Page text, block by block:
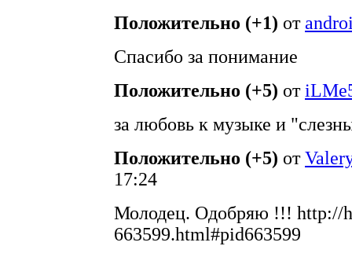
Положительно (+1) от
Спасибо за понимание
Положительно (+5) от
за любовь к музыке и
Положительно (+5) от
17:24
Молодец. Одобряю !!! http://
663599.html#pid663599